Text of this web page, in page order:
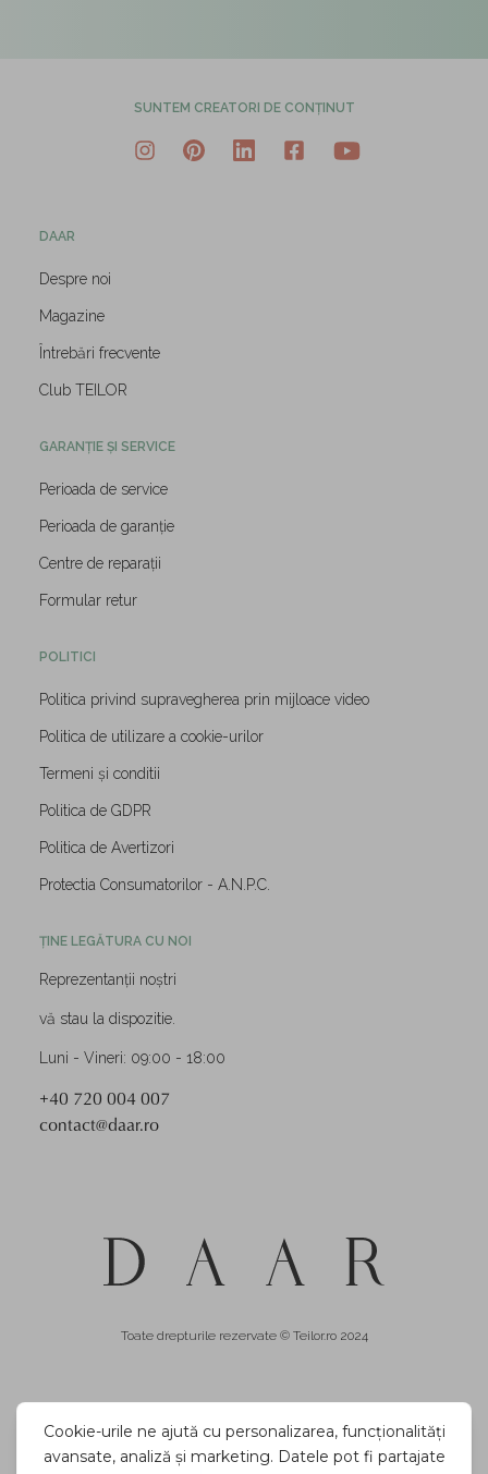
SUNTEM CREATORI DE CONȚINUT
DAAR
Despre noi
Magazine
Întrebări frecvente
Club TEILOR
GARANȚIE ȘI SERVICE
Perioada de service
Perioada de garanție
Centre de reparații
Formular retur
POLITICI
Politica privind supravegherea prin mijloace video
Politica de utilizare a cookie-urilor
Termeni și conditii
Politica de GDPR
Politica de Avertizori
Protectia Consumatorilor - A.N.P.C.
ȚINE LEGĂTURA CU NOI
Reprezentanții noștri
vă stau la dispozitie.
Luni - Vineri: 09:00 - 18:00
+40 720 004 007
contact@daar.ro
Toate drepturile rezervate © Teilor.ro 2024